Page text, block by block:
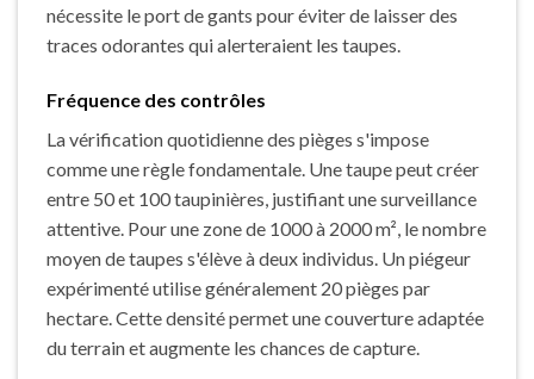
nécessite le port de gants pour éviter de laisser des
traces odorantes qui alerteraient les taupes.
Fréquence des contrôles
La vérification quotidienne des pièges s'impose
comme une règle fondamentale. Une taupe peut créer
entre 50 et 100 taupinières, justifiant une surveillance
attentive. Pour une zone de 1000 à 2000 m², le nombre
moyen de taupes s'élève à deux individus. Un piégeur
expérimenté utilise généralement 20 pièges par
hectare. Cette densité permet une couverture adaptée
du terrain et augmente les chances de capture.